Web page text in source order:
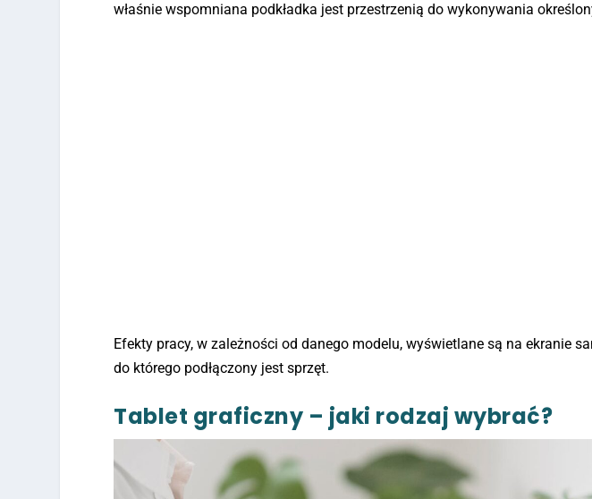
właśnie wspomniana podkładka jest przestrzenią do wykonywania
Efekty pracy, w zależności od danego modelu, wyświetlane są na ekranie
do którego podłączony jest sprzęt.
Tablet graficzny – jaki rodzaj wybrać?